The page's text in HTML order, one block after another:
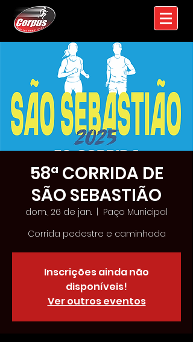
58ª CORRIDA DE
SÃO SEBASTIÃO
dom., 26 de jan.
Paço Municipal
Corrida pedestre e caminhada
Inscrições ainda não
disponíveis!
Ver outros eventos